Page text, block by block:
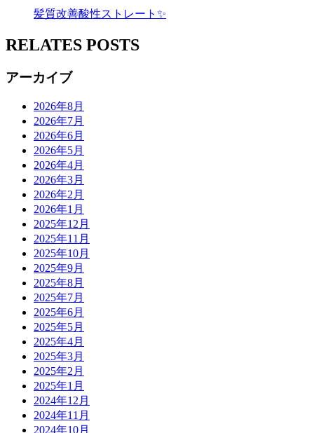
髪質改善酸性ストレート✨
RELATES POSTS
アーカイブ
2026年8月
2026年7月
2026年6月
2026年5月
2026年4月
2026年3月
2026年2月
2026年1月
2025年12月
2025年11月
2025年10月
2025年9月
2025年8月
2025年7月
2025年6月
2025年5月
2025年4月
2025年3月
2025年2月
2025年1月
2024年12月
2024年11月
2024年10月